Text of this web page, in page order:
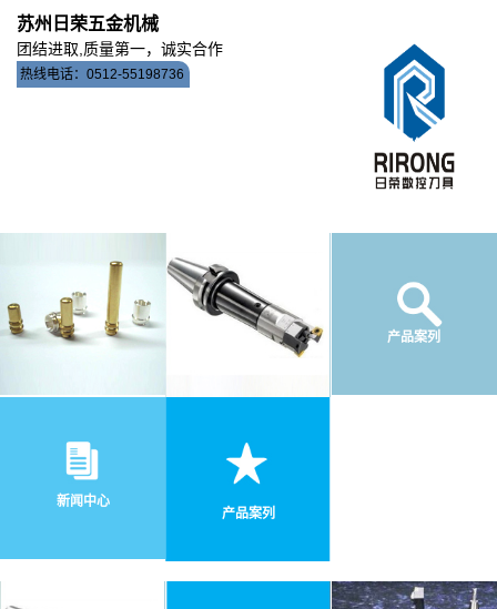
苏州日荣五金机械
团结进取,质量第一，诚实合作
热线电话：0512-55198736
公司简介
产品案列
新闻中心
产品案列